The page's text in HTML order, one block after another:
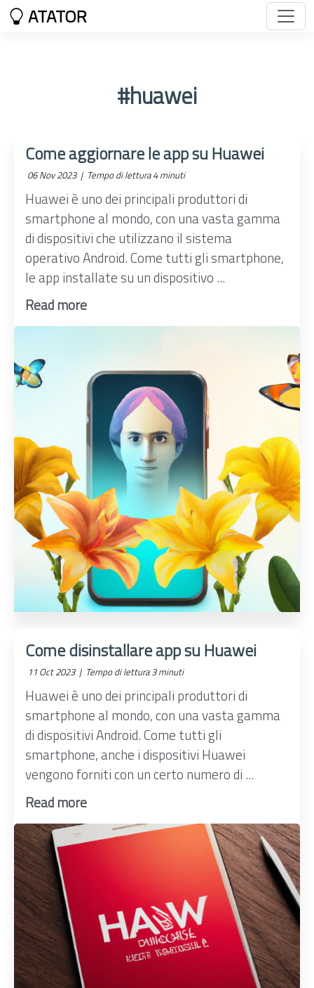
ATATOR
#huawei
Come aggiornare le app su Huawei
06 Nov 2023 | Tempo di lettura 4 minuti
Huawei è uno dei principali produttori di
smartphone al mondo, con una vasta gamma
di dispositivi che utilizzano il sistema
operativo Android. Come tutti gli smartphone,
le app installate su un dispositivo ...
Read more
Come disinstallare app su Huawei
11 Oct 2023 | Tempo di lettura 3 minuti
Huawei è uno dei principali produttori di
smartphone al mondo, con una vasta gamma
di dispositivi Android. Come tutti gli
smartphone, anche i dispositivi Huawei
vengono forniti con un certo numero di ...
Read more